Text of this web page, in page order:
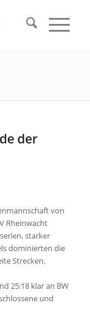
der
von
Rheinwacht
starker
dominierten die
Strecken.
25:18 klar an BW
und